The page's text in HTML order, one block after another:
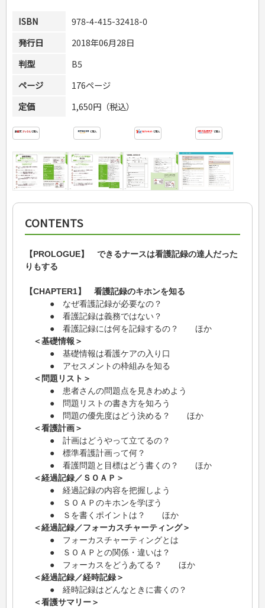
ISBN
978-4-415-32418-0
発行日
2018年06月28日
判型
B5
ページ
176ページ
定価
1,650円（税込）
CONTENTS
【PROLOGUE】 できるナースは看護記録の達人だった
りもする
【CHAPTER1】 看護記録のキホンを知る
● なぜ看護記録が必要なの？
● 看護記録は義務ではない？
● 看護記録には何を記録するの？ ほか
＜基礎情報＞
● 基礎情報は看護ケアの入り口
● アセスメントの枠組みを知る
＜問題リスト＞
● 患者さんの問題点を見きわめよう
● 問題リストの書き方を知ろう
● 問題の優先度はどう決める？ ほか
＜看護計画＞
● 計画はどうやって立てるの？
● 標準看護計画って何？
● 看護問題と目標はどう書くの？ ほか
＜経過記録／ＳＯＡＰ＞
● 経過記録の内容を把握しよう
● ＳＯＡＰのキホンを学ぼう
● Ｓを書くポイントは？ ほか
＜経過記録／フォーカスチャーティング＞
● フォーカスチャーティングとは
● ＳＯＡＰとの関係・違いは？
● フォーカスをどうあてる？ ほか
＜経過記録／経時記録＞
● 経時記録はどんなときに書くの？
＜看護サマリー＞